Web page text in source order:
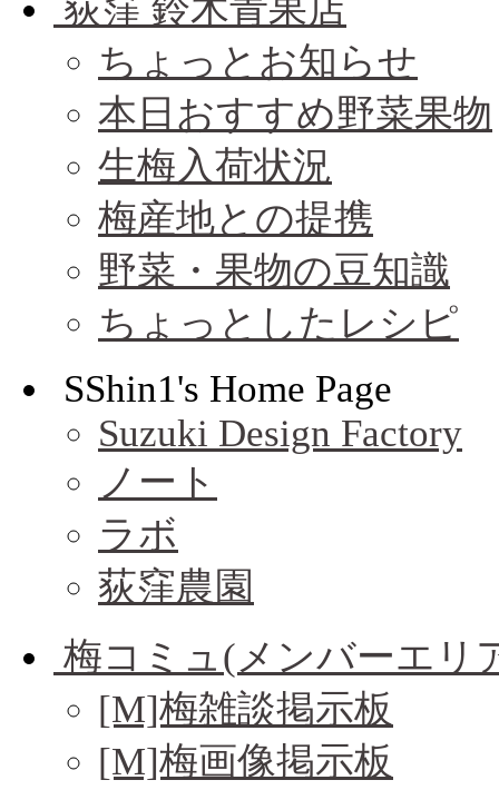
荻窪 鈴木青果店
ちょっとお知らせ
本日おすすめ野菜果物
生梅入荷状況
梅産地との提携
野菜・果物の豆知識
ちょっとしたレシピ
SShin1's Home Page
Suzuki Design Factory
ノート
ラボ
荻窪農園
梅コミュ(メンバーエリ
[M]梅雑談掲示板
[M]梅画像掲示板